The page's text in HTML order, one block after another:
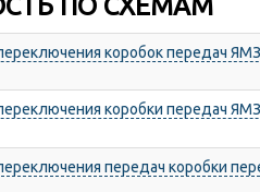
ПО СХЕМАМ
коробок передач
коробки передач
передач коробки